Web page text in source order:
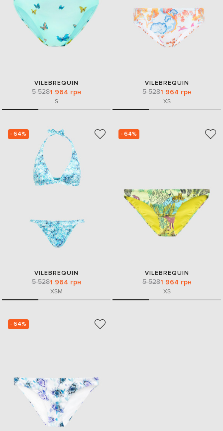
VILEBREQUIN
5 5281 964 грн
S
VILEBREQUIN
5 5281 964 грн
XS
- 64%
VILEBREQUIN
5 5281 964 грн
XSM
- 64%
VILEBREQUIN
5 5281 964 грн
XS
- 64%